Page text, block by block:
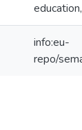
info:eu-
repo/